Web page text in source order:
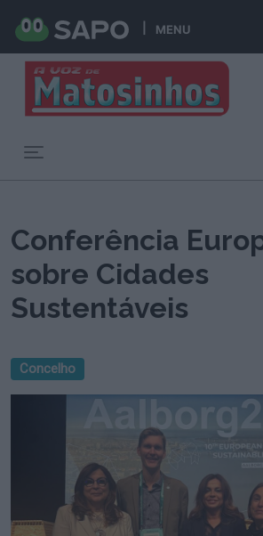
MENU
Conferência
sobre Cidades
Sustentáveis
Concelho